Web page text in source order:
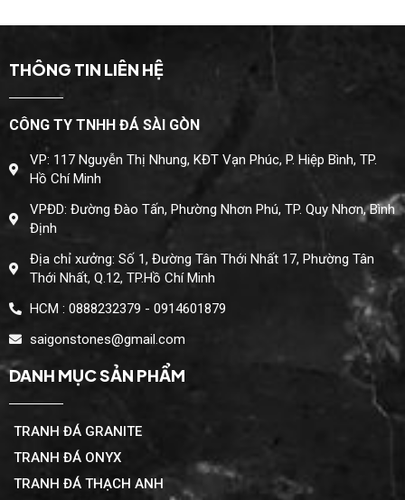
THÔNG TIN LIÊN HỆ
CÔNG TY TNHH ĐÁ SÀI GÒN
VP: 117 Nguyễn Thị Nhung, KĐT Vạn Phúc, P. Hiệp Bình, TP.
Hồ Chí Minh
VPĐD: Đường Đào Tấn, Phường Nhơn Phú, TP. Quy Nhơn, Bình
Định
Địa chỉ xưởng: Số 1, Đường Tân Thới Nhất 17, Phường Tân
Thới Nhất, Q.12, TP.Hồ Chí Minh
HCM : 0888232379 - 0914601879
saigonstones@gmail.com
DANH MỤC SẢN PHẨM
TRANH ĐÁ GRANITE
TRANH ĐÁ ONYX
TRANH ĐÁ THẠCH ANH